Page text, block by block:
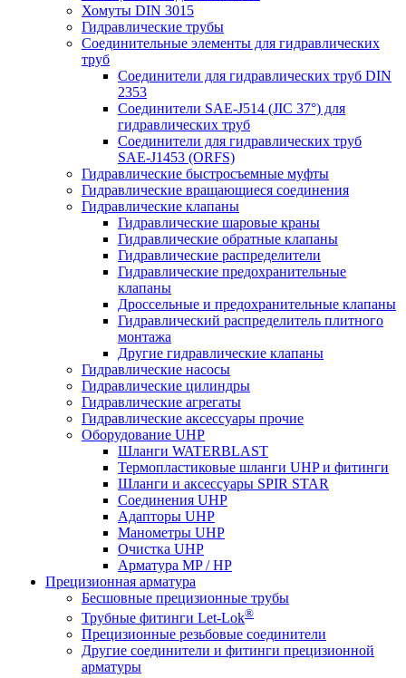
Хомуты DIN 3015
Гидравлические трубы
Соединительные элементы для гидравлических
труб
Соединители для гидравлических труб DIN
2353
Соединители SAE-J514 (JIC 37°) для
гидравлических труб
Соединители для гидравлических труб
SAE-J1453 (ORFS)
Гидравлические быстросъемные муфты
Гидравлические вращающиеся соединения
Гидравлические клапаны
Гидравлические шаровые краны
Гидравлические обратные клапаны
Гидравлические распределители
Гидравлические предохранительные
клапаны
Дроссельные и предохранительные клапаны
Гидравлический распределитель плитного
монтажа
Другие гидравлические клапаны
Гидравлические насосы
Гидравлические цилиндры
Гидравлические агрегаты
Гидравлические аксессуары прочие
Оборудование UHP
Шланги WATERBLAST
Термопластиковые шланги UHP и фитинги
Шланги и аксессуары SPIR STAR
Соединения UHP
Адапторы UHP
Манометры UHP
Очистка UHP
Арматура MP / HP
Прецизионная арматура
Бесшовные прецизионные трубы
Трубные фитинги Let-Lok®
Прецизионные резьбовые соединители
Другие соединители и фитинги прецизионной
арматуры